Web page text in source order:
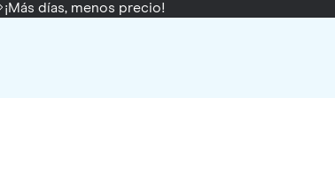
¡Más días, menos precio!